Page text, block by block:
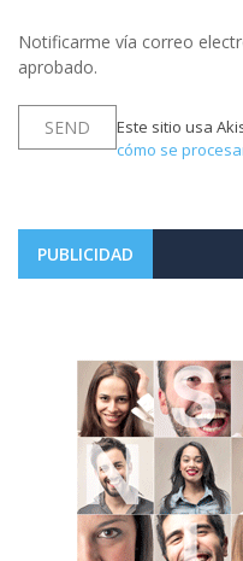
Notificarme vía correo
aprobado.
Este sitio usa
cómo se
PUBLICIDAD